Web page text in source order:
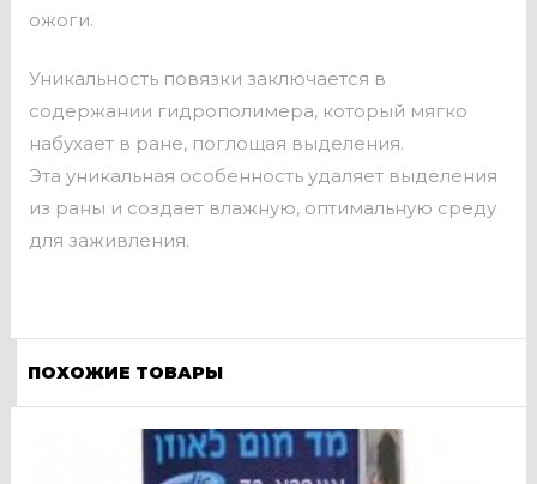
ожоги.
Уникальность повязки заключается в
содержании гидрополимера, который мягко
набухает в ране, поглощая выделения.
Эта уникальная особенность удаляет выделения
из раны и создает влажную, оптимальную среду
для заживления.
ПОХОЖИЕ ТОВАРЫ